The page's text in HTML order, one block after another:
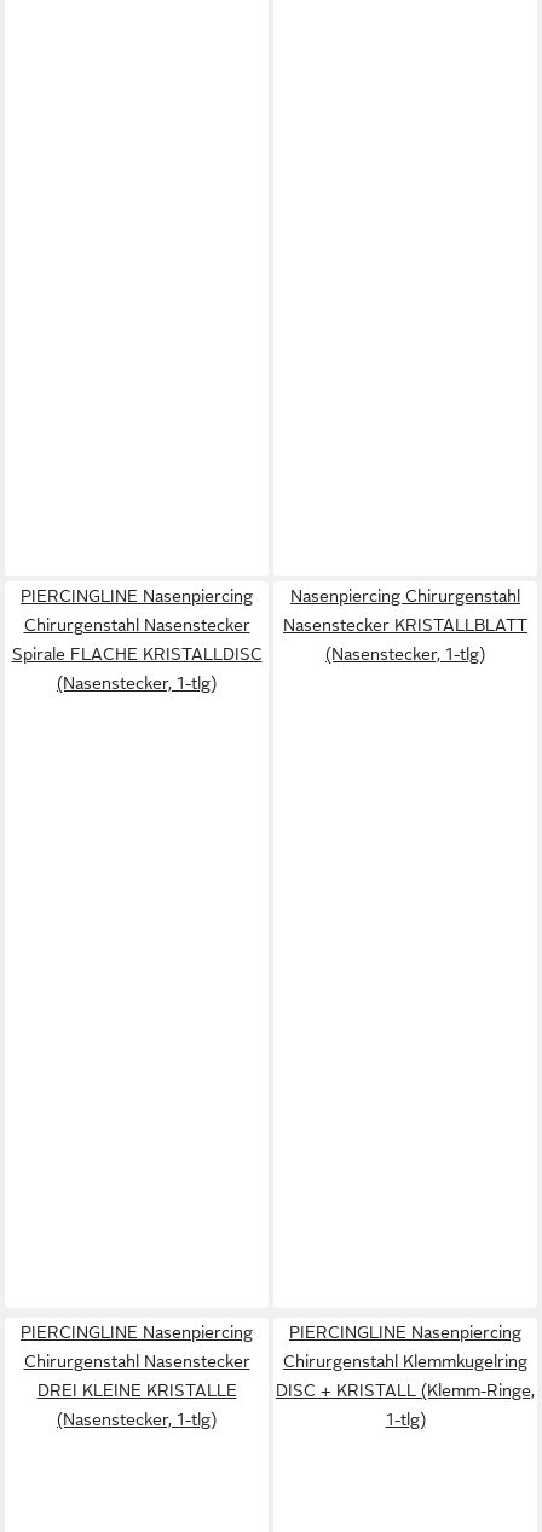
PIERCINGLINE Nasenpiercing
Chirurgenstahl Nasenstecker
Spirale FLACHE KRISTALLDISC
(Nasenstecker, 1-tlg)
Nasenpiercing Chirurgenstahl
Nasenstecker KRISTALLBLATT
(Nasenstecker, 1-tlg)
PIERCINGLINE Nasenpiercing
Chirurgenstahl Nasenstecker
DREI KLEINE KRISTALLE
(Nasenstecker, 1-tlg)
PIERCINGLINE Nasenpiercing
Chirurgenstahl Klemmkugelring
DISC + KRISTALL (Klemm-Ringe,
1-tlg)